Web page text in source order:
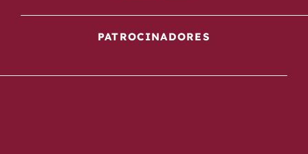
PATROCINADORES